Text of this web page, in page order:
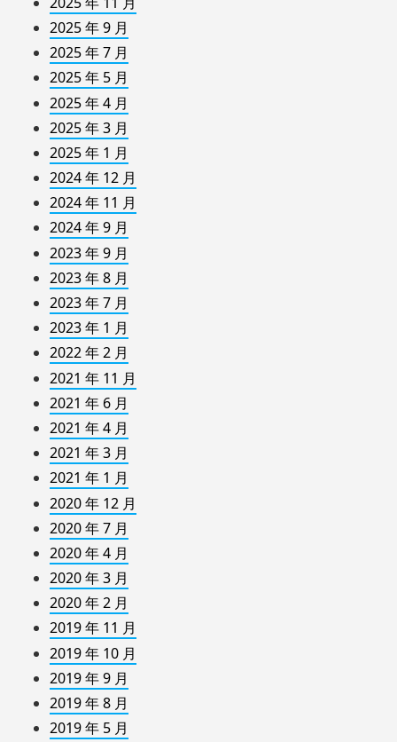
2025 年 9 月
2025 年 7 月
2025 年 5 月
2025 年 4 月
2025 年 3 月
2025 年 1 月
2024 年 12 月
2024 年 11 月
2024 年 9 月
2023 年 9 月
2023 年 8 月
2023 年 7 月
2023 年 1 月
2022 年 2 月
2021 年 11 月
2021 年 6 月
2021 年 4 月
2021 年 3 月
2021 年 1 月
2020 年 12 月
2020 年 7 月
2020 年 4 月
2020 年 3 月
2020 年 2 月
2019 年 11 月
2019 年 10 月
2019 年 9 月
2019 年 8 月
2019 年 5 月